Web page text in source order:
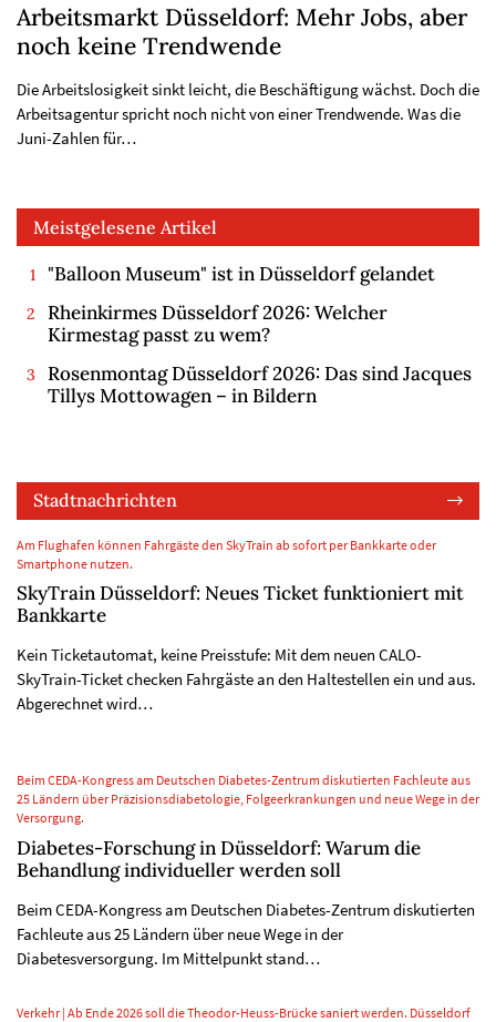
Arbeitsmarkt Düsseldorf: Mehr Jobs, aber
noch keine Trendwende
Die Arbeitslosigkeit sinkt leicht, die Beschäftigung wächst. Doch die
Arbeitsagentur spricht noch nicht von einer Trendwende. Was die
Juni-Zahlen für…
Meistgelesene Artikel
"Balloon Museum" ist in Düsseldorf gelandet
Rheinkirmes Düsseldorf 2026: Welcher
Kirmestag passt zu wem?
Rosenmontag Düsseldorf 2026: Das sind Jacques
Tillys Mottowagen – in Bildern
Stadtnachrichten
Am Flughafen können Fahrgäste den SkyTrain ab sofort per Bankkarte oder
Smartphone nutzen.
SkyTrain Düsseldorf: Neues Ticket funktioniert mit
Bankkarte
Kein Ticketautomat, keine Preisstufe: Mit dem neuen CALO-
SkyTrain-Ticket checken Fahrgäste an den Haltestellen ein und aus.
Abgerechnet wird…
Beim CEDA-Kongress am Deutschen Diabetes-Zentrum diskutierten Fachleute aus
25 Ländern über Präzisionsdiabetologie, Folgeerkrankungen und neue Wege in der
Versorgung.
Diabetes-Forschung in Düsseldorf: Warum die
Behandlung individueller werden soll
Beim CEDA-Kongress am Deutschen Diabetes-Zentrum diskutierten
Fachleute aus 25 Ländern über neue Wege in der
Diabetesversorgung. Im Mittelpunkt stand…
Verkehr | Ab Ende 2026 soll die Theodor-Heuss-Brücke saniert werden. Düsseldorf